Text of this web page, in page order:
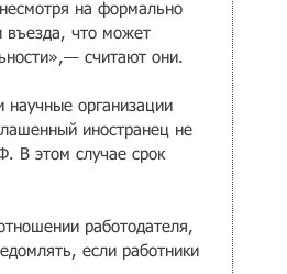
на формально
въезда, что может
считают они.
научные организации
иностранец не
В этом случае срок
работодателя,
если работники